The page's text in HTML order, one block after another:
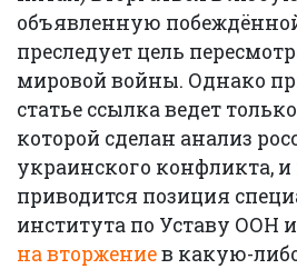
объявленную
преследует цель
мировой войны. Однако
статье ссылка ведет
которой сделан анализ
украинского конфликта, и
приводится позиция
института по Уставу ООН
на вторжениев какую-